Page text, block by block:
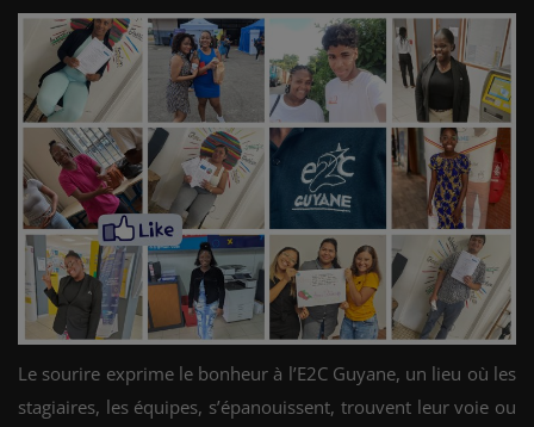
Le sourire exprime le bonheur à l’E2C Guyane, un lieu où les
stagiaires, les équipes, s’épanouissent, trouvent leur voie ou